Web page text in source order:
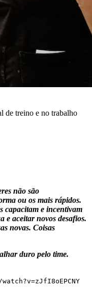
de treino e no trabalho
não são
ou os mais rápidos.
capacitam e incentivam
e aceitar novos desafios.
novas. Coisas
duro pelo time.